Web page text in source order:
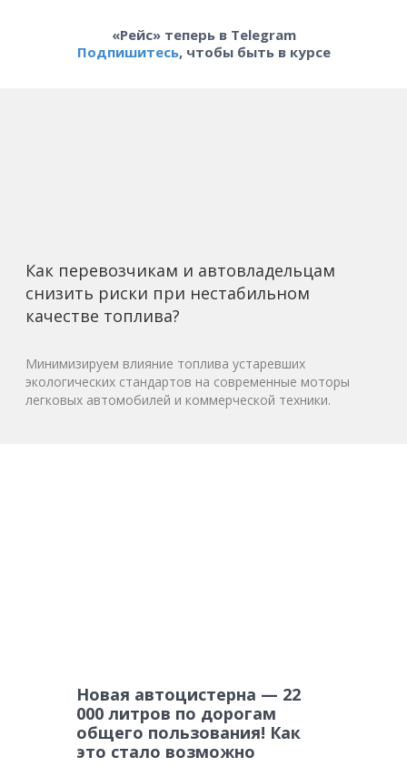
«Рейс» теперь в Telegram
Подпишитесь, чтобы быть в курсе
Как перевозчикам и автовладельцам
снизить риски при нестабильном
качестве топлива?
Минимизируем влияние топлива устаревших
экологических стандартов на современные моторы
легковых автомобилей и коммерческой техники.
Новая автоцистерна — 22
000 литров по дорогам
общего пользования! Как
это стало возможно